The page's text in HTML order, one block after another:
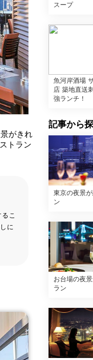
がきれ
トラン
こ
に
スープ
魚河岸酒場
店 築地直送
強ランチ！
記事から
東京の夜景
ン
お台場の夜
ラン